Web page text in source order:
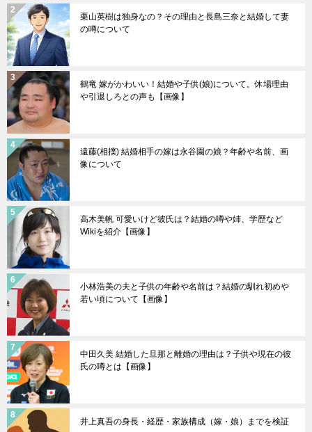
栗山英樹は独身なの？その理由と長島三奈と結婚して妻
の噂について
鶴竜 嫁がかわいい！結婚や子供(娘)について。休場理由
や引退しろとの声も【画像】
遠藤(相撲) 結婚相手の嫁は永谷園の娘？年齢や名前、画
像について
高木美帆 可愛いけど彼氏は？結婚の噂や姉、学歴など
Wikiを紹介【画像】
小林浩美の夫と子供の年齢や名前は？結婚の馴れ初めや
若い頃について【画像】
中田久美 結婚した旦那と離婚の理由は？子供や現在の彼
氏の噂とは【画像】
井上真吾の身長・経歴・家族構成（嫁・娘）までを検証